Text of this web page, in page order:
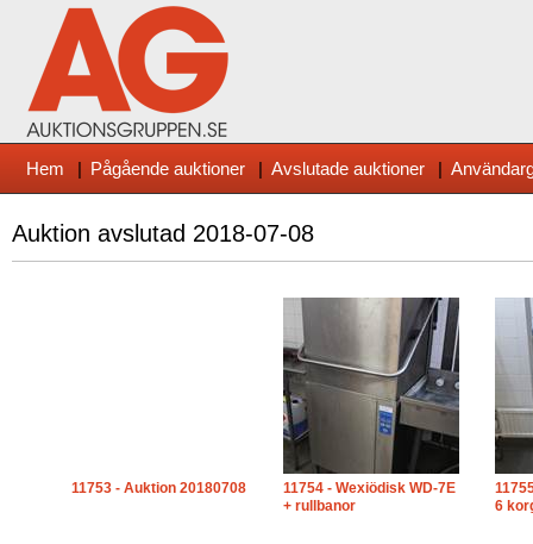
Hem | Pågående auktioner | Avslutade auktioner |
Auktion avslutad 2018-07-08
11753 - Auktion 20180708
11754 - Wexiödisk WD-7E
+ rullbanor
6